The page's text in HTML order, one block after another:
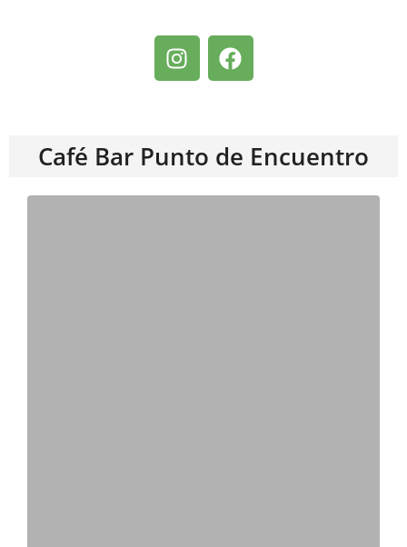
Café Bar Punto de Encuentro